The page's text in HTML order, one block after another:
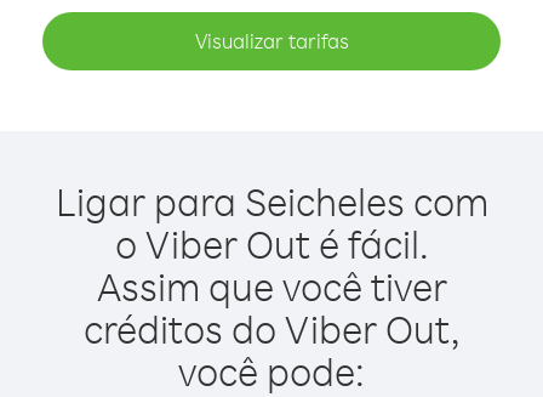
Visualizar tarifas
Ligar para Seicheles com
o Viber Out é fácil.
Assim que você tiver
créditos do Viber Out,
você pode: